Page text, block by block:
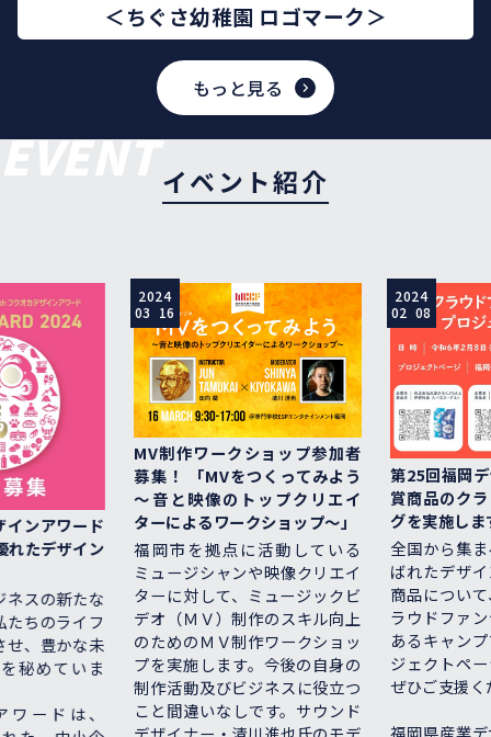
＜ちぐさ幼稚園 ロゴマーク＞
もっと見る
EVENTイベント紹介
アワード
たデザイン
の新たな
のライフ
豊かな未
めていま
ードは、
2024
03 16
MV制作ワークショップ参加者
募集！ 「MVをつくってみよう
～音と映像のトップクリエイ
ターによるワークショップ～」
福岡市を拠点に活動している
ミュージシャンや映像クリエイ
ターに対して、ミュージックビ
デオ（ＭＶ）制作のスキル向上
のためのＭＶ制作ワークショッ
プを実施します。今後の自身の
制作活動及びビジネスに役立つ
こと間違いなしです。サウンド
2024
02 08
第25回福岡デ
賞商品のクラ
グを実施します
全国から集ま
ばれたデザイ
商品について
ラウドファン
あるキャンプ
ジェクトペー
ぜひご支援く
福岡県産業デ